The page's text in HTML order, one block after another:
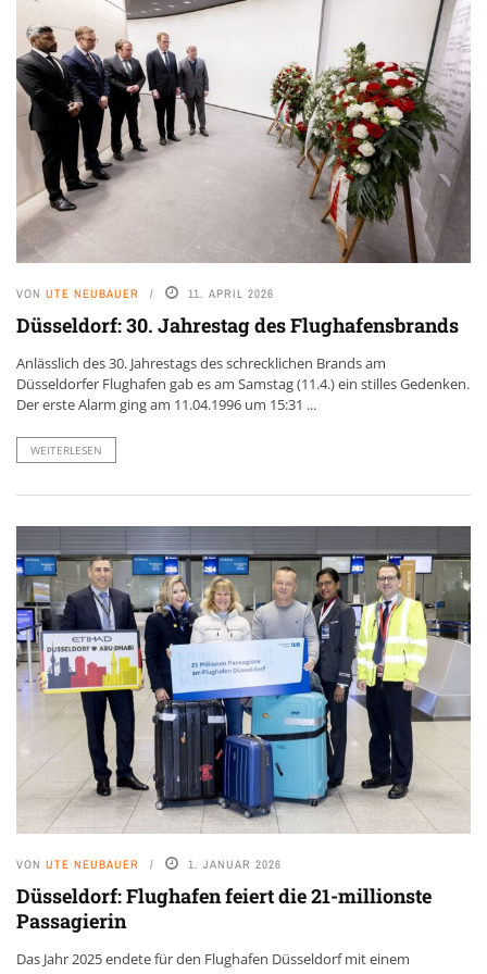
VON UTE NEUBAUER 11. APRIL 2026
Düsseldorf: 30. Jahrestag des Flughafensbrands
Anlässlich des 30. Jahrestags des schrecklichen Brands am
Düsseldorfer Flughafen gab es am Samstag (11.4.) ein stilles Gedenken.
Der erste Alarm ging am 11.04.1996 um 15:31 ...
WEITERLESEN
VON UTE NEUBAUER 1. JANUAR 2026
Düsseldorf: Flughafen feiert die 21-millionste
Passagierin
Das Jahr 2025 endete für den Flughafen Düsseldorf mit einem